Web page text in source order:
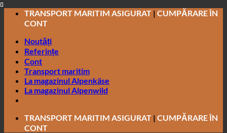
Salt
TRANSPORT MARITIM ASIGURAT | CUMPĂRARE ÎN
CONT
Noutăți
Referințe
Cont
Transport maritim
La magazinul Alpenkäse
La magazinul Alpenwild
TRANSPORT MARITIM ASIGURAT | CUMPĂRARE ÎN
CONT